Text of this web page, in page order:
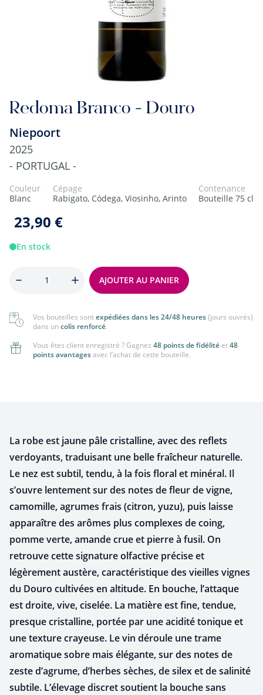
Redoma Branco - Douro
Niepoort
2025
- PORTUGAL -
Couleur
Blanc
Cépage
Rabigato, Códega, Viosinho, Arinto
Contenance
Bouteille 75 cl
23,90 €
En stock
AJOUTER AU PANIER
Vos bouteilles sontexpédiées dans les 24/48 heures(jours ouvrés)
dans uncolis renforcé.
Vous êtes client enregistré ? Gagnez 48 points de fidélité et48
points avantagesavec l’achat de cette bouteille.
La robe est jaune pâle cristalline, avec des reflets
verdoyants, traduisant une belle fraîcheur naturelle.
Le nez est subtil, tendu, à la fois floral et minéral. Il
s’ouvre lentement sur des notes de fleur de vigne,
camomille, agrumes frais (citron, yuzu), puis laisse
apparaître des arômes plus complexes de coing,
pomme verte, amande crue et pierre à fusil. On
retrouve cette signature olfactive précise et
légèrement austère, caractéristique des vieilles vignes
du Douro cultivées en altitude. En bouche, l’attaque
est droite, vive, ciselée. La matière est fine, tendue,
presque cristalline, portée par une acidité tonique et
une texture crayeuse. Le vin déroule une trame
aromatique sobre mais élégante, sur des notes de
zeste d’agrume, d’herbes sèches, de silex et de salinité
subtile. L’élevage discret soutient la bouche sans